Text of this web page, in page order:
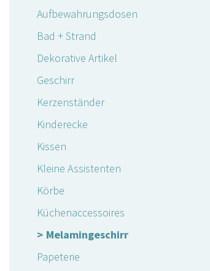
Aufbewahrungsdosen
Bad + Strand
Dekorative Artikel
Geschirr
Kerzenständer
Kinderecke
Kissen
Kleine Assistenten
Körbe
Küchenaccessoires
Melamingeschirr
Papeterie